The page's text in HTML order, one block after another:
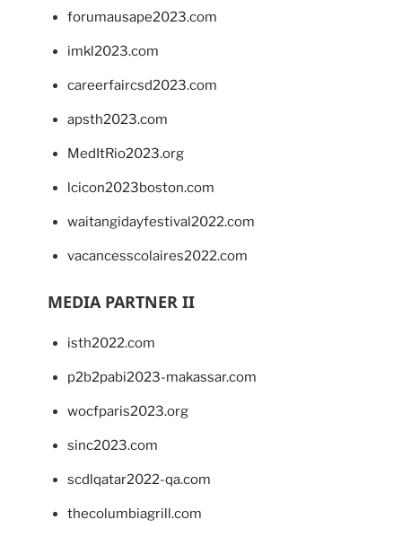
forumausape2023.com
imkl2023.com
careerfaircsd2023.com
apsth2023.com
MedItRio2023.org
lcicon2023boston.com
waitangidayfestival2022.com
vacancesscolaires2022.com
MEDIA PARTNER II
isth2022.com
p2b2pabi2023-makassar.com
wocfparis2023.org
sinc2023.com
scdlqatar2022-qa.com
thecolumbiagrill.com